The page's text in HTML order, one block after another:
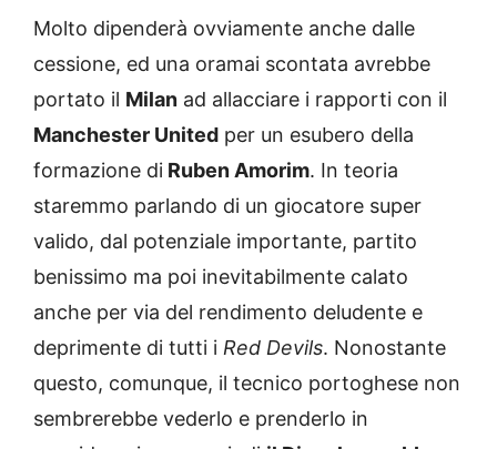
Molto dipenderà ovviamente anche dalle
cessione, ed una oramai scontata avrebbe
portato il Milan ad allacciare i rapporti con il
Manchester United per un esubero della
formazione di Ruben Amorim. In teoria
staremmo parlando di un giocatore super
valido, dal potenziale importante, partito
benissimo ma poi inevitabilmente calato
anche per via del rendimento deludente e
deprimente di tutti i Red Devils. Nonostante
questo, comunque, il tecnico portoghese non
sembrerebbe vederlo e prenderlo in